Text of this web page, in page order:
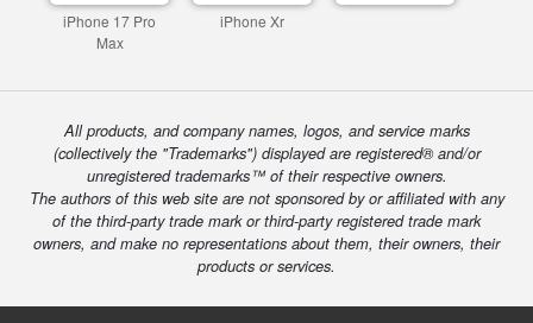
iPhone 17 Pro
Max
iPhone Xr
All products, and company names, logos, and service marks
(collectively the "Trademarks") displayed are registered® and/or
unregistered trademarks™ of their respective owners.
The authors of this web site are not sponsored by or affiliated with any
of the third-party trade mark or third-party registered trade mark
owners, and make no representations about them, their owners, their
products or services.